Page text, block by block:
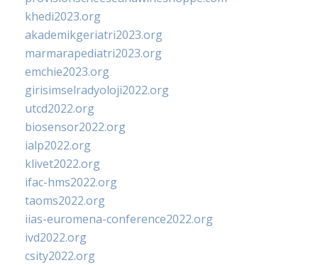
khedi2023.org
akademikgeriatri2023.org
marmarapediatri2023.org
emchie2023.org
girisimselradyoloji2022.org
utcd2022.org
biosensor2022.org
ialp2022.org
klivet2022.org
ifac-hms2022.org
taoms2022.org
iias-euromena-conference2022.org
ivd2022.org
csity2022.org